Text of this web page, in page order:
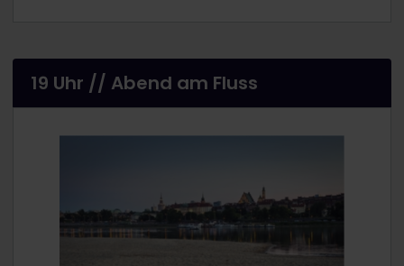
19 Uhr // Abend am Fluss